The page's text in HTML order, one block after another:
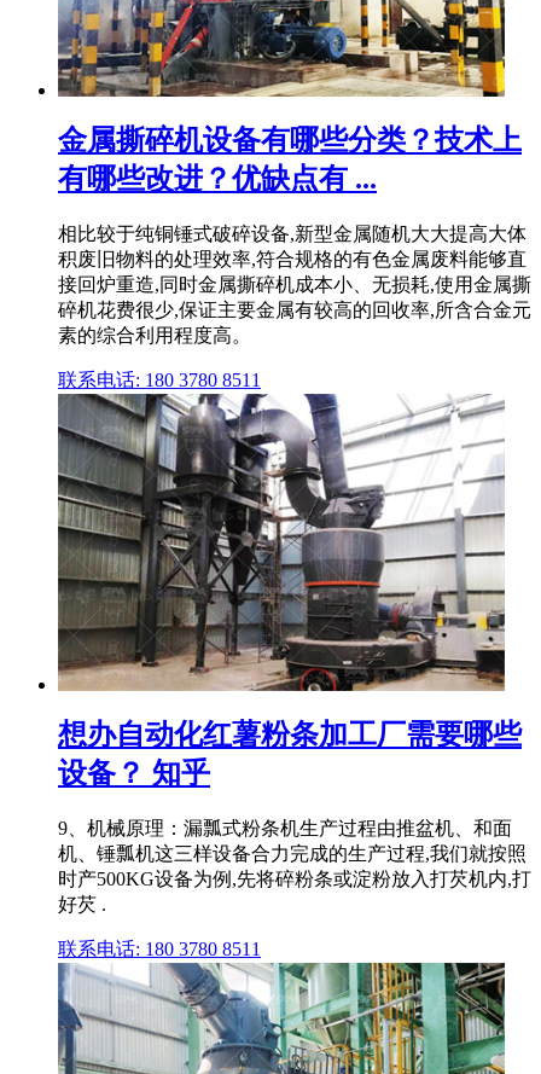
金属撕碎机设备有哪些分类？技术上
有哪些改进？优缺点有 ...
相比较于纯铜锤式破碎设备,新型金属随机大大提高大体
积废旧物料的处理效率,符合规格的有色金属废料能够直
接回炉重造,同时金属撕碎机成本小、无损耗,使用金属撕
碎机花费很少,保证主要金属有较高的回收率,所含合金元
素的综合利用程度高。
联系电话: 180 3780 8511
想办自动化红薯粉条加工厂需要哪些
设备？ 知乎
9、机械原理：漏瓢式粉条机生产过程由推盆机、和面
机、锤瓢机这三样设备合力完成的生产过程,我们就按照
时产500KG设备为例,先将碎粉条或淀粉放入打芡机内,打
好芡 .
联系电话: 180 3780 8511